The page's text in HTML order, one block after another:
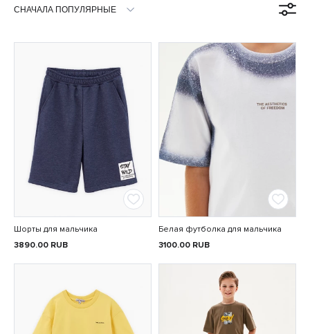
Шорты для мальчика
3890.00 RUB
Белая футболка для мальчика
3100.00 RUB